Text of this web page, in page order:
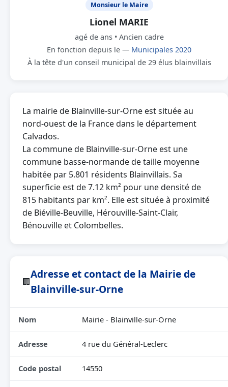
Monsieur le Maire
Lionel MARIE
agé de ans • Ancien cadre
En fonction depuis le — Municipales 2020
À la tête d'un conseil municipal de 29 élus blainvillais
La mairie de Blainville-sur-Orne est située au
nord-ouest de la France dans le département
Calvados.
La commune de Blainville-sur-Orne est une
commune basse-normande de taille moyenne
habitée par 5.801 résidents Blainvillais. Sa
superficie est de 7.12 km² pour une densité de
815 habitants par km². Elle est située à proximité
de Biéville-Beuville, Hérouville-Saint-Clair,
Bénouville et Colombelles.
🏢
Adresse et contact de la Mairie de
Blainville-sur-Orne
Nom Mairie - Blainville-sur-Orne
Adresse 4 rue du Général-Leclerc
Code postal 14550